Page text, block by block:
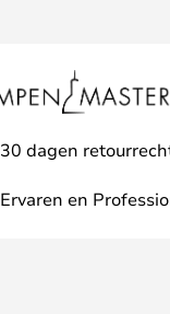
30 dagen
Ervaren en